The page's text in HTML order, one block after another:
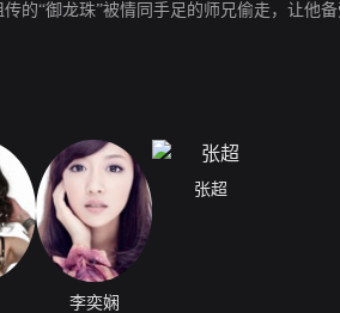
的“御龙珠”被情同手足的师兄偷走，让他
李奕娴
张超